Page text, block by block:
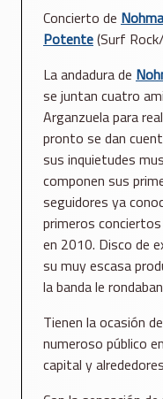
Concierto de
Potente(Surf
La andadura de
se juntan cuatro
Arganzuela para
pronto se dan
sus inquietudes
componen sus
seguidores ya
primeros
en 2010. Disco de
su muy escasa
la banda le
Tienen la ocasión
numeroso público
capital y